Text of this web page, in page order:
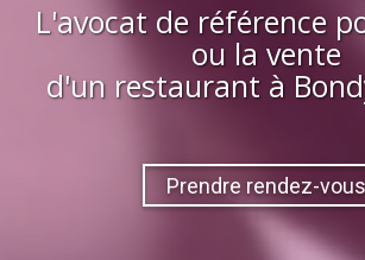
L'avocat de référence
ou la vente
d'un restaurantà
Prendre rendez-vous